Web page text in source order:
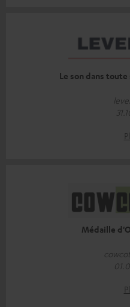
Le son dans
Médaille